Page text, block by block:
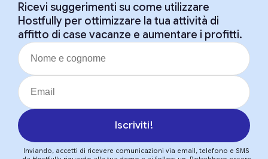
Ricevi suggerimenti su come utilizzare
Hostfully per ottimizzare la tua attività di
affitto di case vacanze e aumentare i profitti.
Iscriviti!
Inviando, accetti di ricevere comunicazioni via email, telefono e SMS